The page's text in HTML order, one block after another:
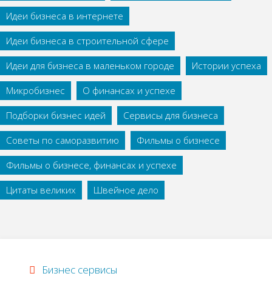
Идеи бизнеса в интернете
Идеи бизнеса в строительной сфере
Идеи для бизнеса в маленьком городе
Истории успеха
Микробизнес
О финансах и успехе
Подборки бизнес идей
Сервисы для бизнеса
Советы по саморазвитию
Фильмы о бизнесе
Фильмы о бизнесе, финансах и успехе
Цитаты великих
Швейное дело
Бизнес сервисы